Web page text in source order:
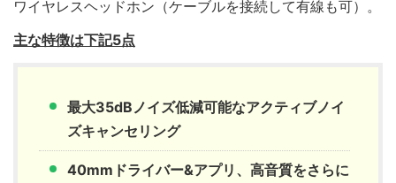
ワイヤレスヘッドホン（ケーブルを接続して有線も可）。
主な特徴は下記5点
最大35dBノイズ低減可能なアクティブノイ
ズキャンセリング
40mmドライバー&アプリ、高音質をさらに